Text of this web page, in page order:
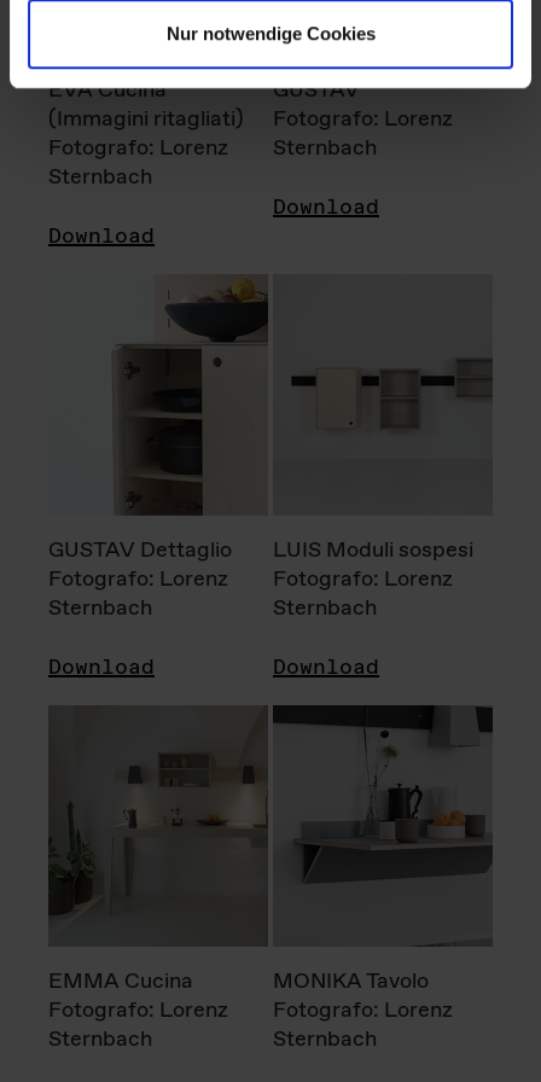
Nur notwendige Cookies
EVA Cucina
(Immagini ritagliati)
Fotografo: Lorenz
Sternbach
Download
GUSTAV
Fotografo: Lorenz
Sternbach
Download
GUSTAV Dettaglio
Fotografo: Lorenz
Sternbach
Download
LUIS Moduli sospesi
Fotografo: Lorenz
Sternbach
Download
EMMA Cucina
Fotografo: Lorenz
Sternbach
MONIKA Tavolo
Fotografo: Lorenz
Sternbach